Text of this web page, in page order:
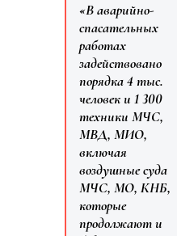
«В аварийно-
спасательных
работах
задействовано
порядка 4 тыс.
человек и 1 300
техники МЧС,
МВД, МИО,
включая
воздушные суда
МЧС, МО, КНБ,
которые
продолжают и